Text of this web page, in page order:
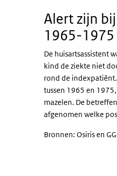
Alert zijn
1965-1975
De huisartsassistent
kind de ziekte niet
rond de
tussen 1965 en
mazelen. De
afgenomen welke
Bronnen: Osiris en